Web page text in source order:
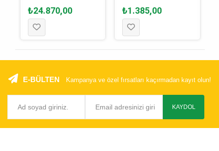
Siyah - 102.5 x 80 x
172 Cm
₺24.870,00
Kuşu Kafesi 35 x 28
x 46 Cm
₺1.385,00
E-BÜLTEN Kampanya ve özel fırsatları kaçırmadan kayıt olun!
KAYDOL